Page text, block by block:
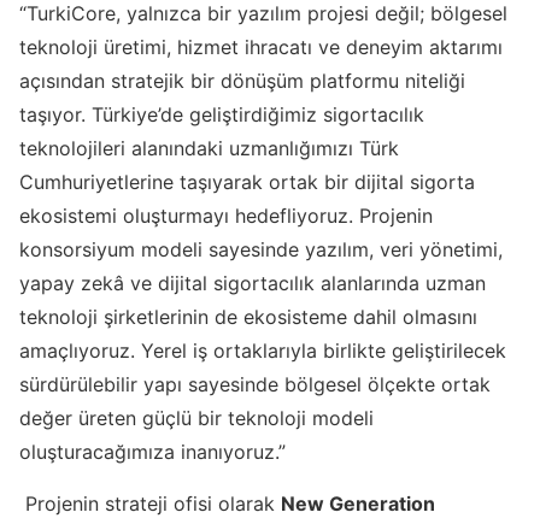
“TurkiCore, yalnızca bir yazılım projesi değil; bölgesel
teknoloji üretimi, hizmet ihracatı ve deneyim aktarımı
açısından stratejik bir dönüşüm platformu niteliği
taşıyor. Türkiye’de geliştirdiğimiz sigortacılık
teknolojileri alanındaki uzmanlığımızı Türk
Cumhuriyetlerine taşıyarak ortak bir dijital sigorta
ekosistemi oluşturmayı hedefliyoruz. Projenin
konsorsiyum modeli sayesinde yazılım, veri yönetimi,
yapay zekâ ve dijital sigortacılık alanlarında uzman
teknoloji şirketlerinin de ekosisteme dahil olmasını
amaçlıyoruz. Yerel iş ortaklarıyla birlikte geliştirilecek
sürdürülebilir yapı sayesinde bölgesel ölçekte ortak
değer üreten güçlü bir teknoloji modeli
oluşturacağımıza inanıyoruz.”
Projenin strateji ofisi olarak New Generation